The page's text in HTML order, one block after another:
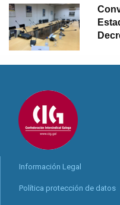
Información Legal
Política protección de datos